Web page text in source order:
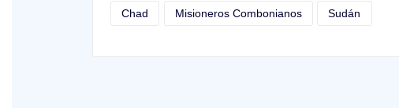
Chad Misioneros Combonianos Sudán